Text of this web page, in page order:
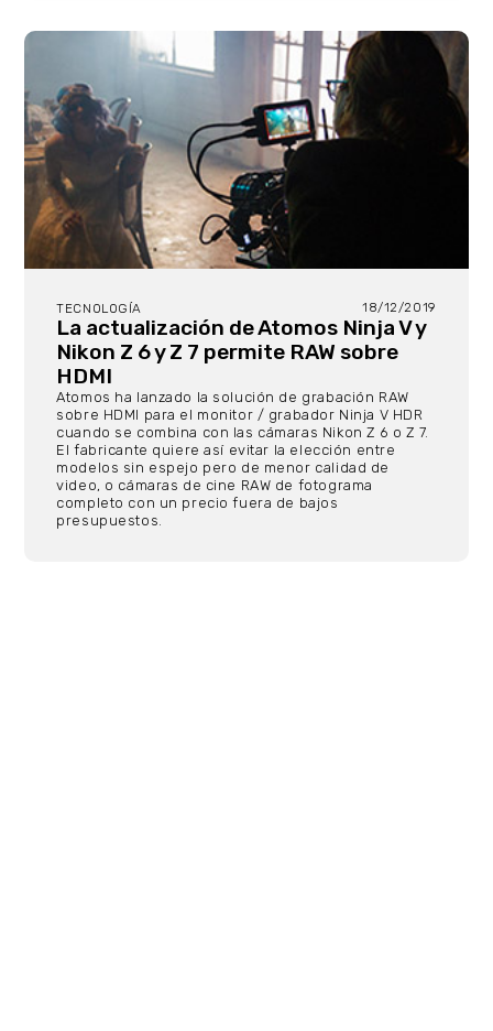
TECNOLOGÍA 18/12/2019
La actualización de Atomos Ninja V y
Nikon Z 6 y Z 7 permite RAW sobre
HDMI
Atomos ha lanzado la solución de grabación RAW
sobre HDMI para el monitor / grabador Ninja V HDR
cuando se combina con las cámaras Nikon Z 6 o Z 7.
El fabricante quiere así evitar la elección entre
modelos sin espejo pero de menor calidad de
video, o cámaras de cine RAW de fotograma
completo con un precio fuera de bajos
presupuestos.